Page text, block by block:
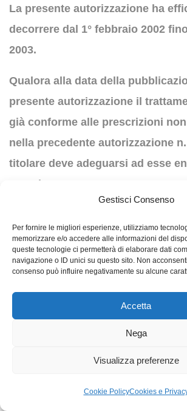
Gestisci Consenso
Per fornire le migliori esperienze, utilizziamo
memorizzare e/o accedere alle informazioni del
queste tecnologie ci permetterà di elaborare dati
navigazione o ID unici su questo sito. Non
consenso può influire negativamente su alcune
Accetta
Nega
Visualizza preferenze
Cookie PolicyCookies e
La presente autorizzazione ha
decorrere dal 1° febbraio 2002
2003.
Qualora alla data della
presente autorizzazione il
già conforme alle prescrizioni
nella precedente autorizzazione n.
titolare deve adeguarsi ad esse
maggio 2002.
Gazzetta Ufficiale della
Roma, 31 gennaio 2002
IL PRESIDENTE
Rodotà